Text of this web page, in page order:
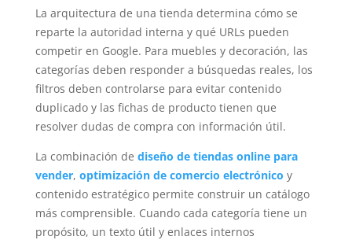
La arquitectura de una tienda determina cómo se
reparte la autoridad interna y qué URLs pueden
competir en Google. Para muebles y decoración, las
categorías deben responder a búsquedas reales, los
filtros deben controlarse para evitar contenido
duplicado y las fichas de producto tienen que
resolver dudas de compra con información útil.
La combinación de diseño de tiendas online para
vender, optimización de comercio electrónico y
contenido estratégico permite construir un catálogo
más comprensible. Cuando cada categoría tiene un
propósito, un texto útil y enlaces internos